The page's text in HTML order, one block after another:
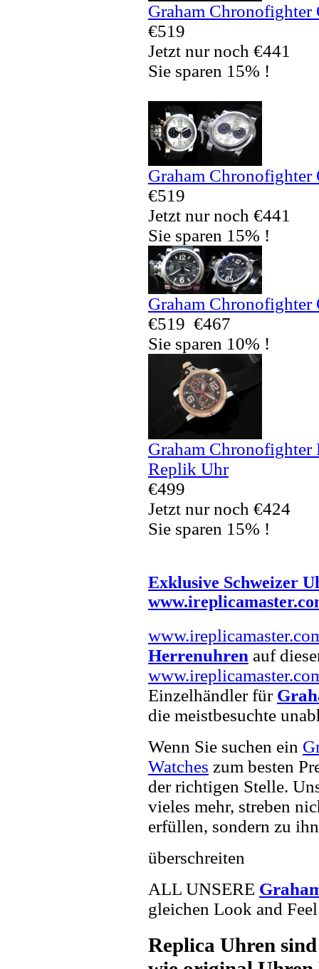
Graham
€519
Jetzt nur noch €441
Sie sparen 15% !
Graham
€519
Jetzt nur noch €441
Sie sparen 15% !
Graham
€519 €467
Sie sparen 10% !
Graham
Replik Uhr
€499
Jetzt nur noch €424
Sie sparen 15% !
Exklusive Schweizer
Herrenuhren auf
Einzelhändler für
die meistbesuchte
Wenn Sie suchen ein
Watches zum besten
der richtigen Stelle.
vieles mehr, streben
erfüllen, sondern zu
überschreiten
ALL UNSERE
gleichen Look and
Replica Uhren